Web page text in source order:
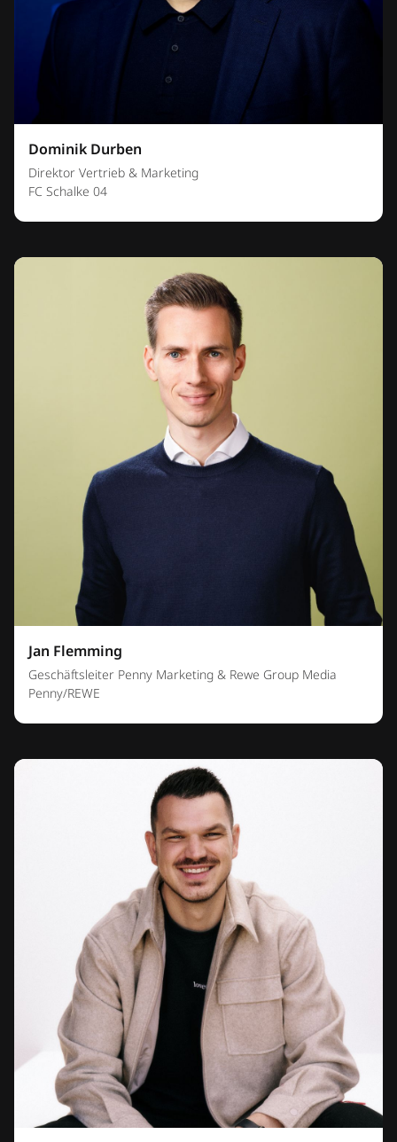
Dominik Durben
Direktor Vertrieb & Marketing
FC Schalke 04
Jan Flemming
Geschäftsleiter Penny Marketing & Rewe Group Media
Penny/REWE